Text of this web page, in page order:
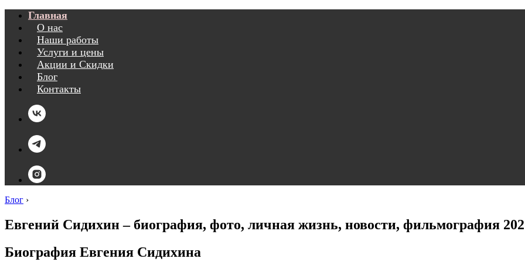
Главная
О нас
Наши работы
Услуги и цены
Акции и Скидки
Блог
Контакты
Блог ›
Евгений Сидихин – биография, фото, личная жизнь, новости, фильмография
Биография Евгения Сидихина